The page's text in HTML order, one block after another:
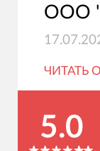
ООО
ЧИТАТЬ
5.0